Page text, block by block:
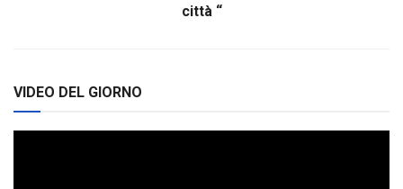
città “
VIDEO DEL GIORNO